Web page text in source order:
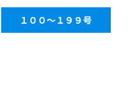
１００～１９９号